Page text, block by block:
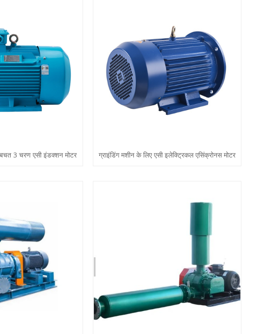
बचत 3 चरण एसी इंडक्शन मोटर ग्राइंडिंग मशीन के लिए एसी इलेक्ट्रिकल एसिंक्रोनस मोटर